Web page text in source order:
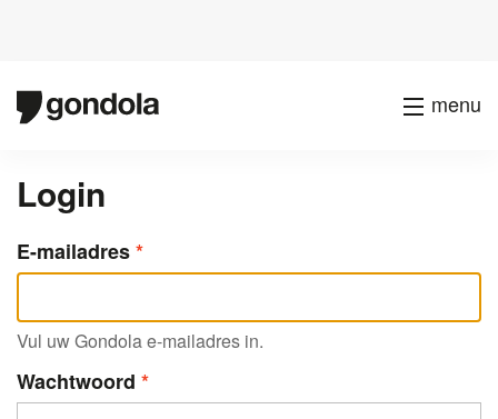
menu
Login
E-mailadres
Vul uw Gondola e-mailadres in.
Wachtwoord